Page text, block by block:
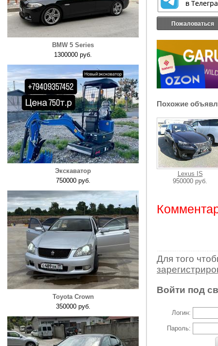
BMW 5 Series
1300000 руб.
Экскаватор
750000 руб.
Toyota Crown
350000 руб.
Пожаловаться
Похожие
Lexus IS
950000 руб.
Для того
Войти под
Логин:
Пароль: